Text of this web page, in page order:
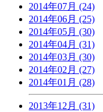
2014年07月 (24)
2014年06月 (25)
2014年05月 (30)
2014年04月 (31)
2014年03月 (30)
2014年02月 (27)
2014年01月 (28)
2013年12月 (31)